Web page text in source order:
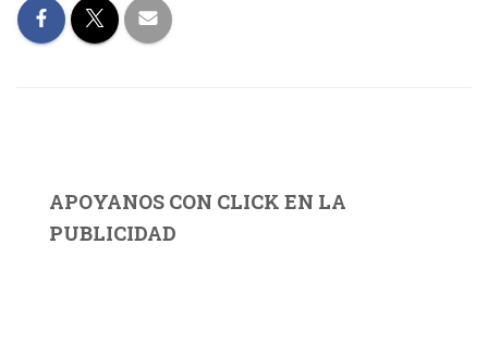
APOYANOS CON CLICK EN LA
PUBLICIDAD